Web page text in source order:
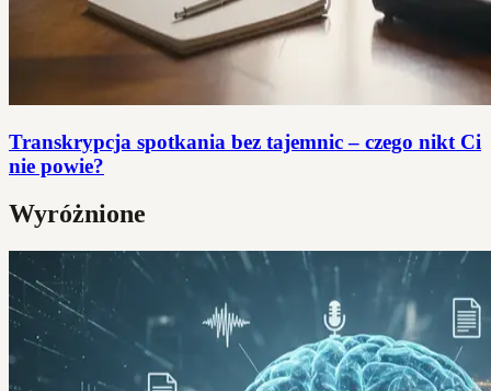
Transkrypcja spotkania bez tajemnic – czego nikt Ci
nie powie?
Wyróżnione